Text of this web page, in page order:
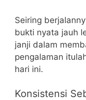
Seiring
bukti nyata jauh
janji dalam
pengalaman
hari ini.
Konsistensi